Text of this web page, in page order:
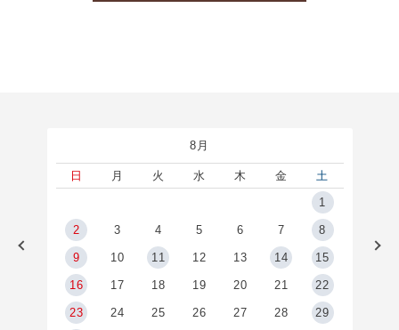
8月
日 月 火 水 木 金
土
1
2 3 4 5 6 7 8
9 10 11 12 13 14 15
16 17 18 19 20 21 22
23 24 25 26 27 28 29